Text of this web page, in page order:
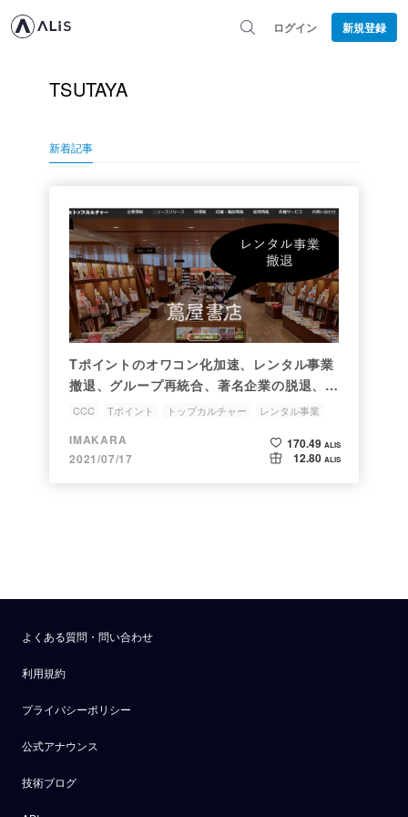
ログイン 新規登録
TSUTAYA
新着記事
Tポイントのオワコン化加速、レンタル事業
撤退、グループ再統合、著名企業の脱退、ど
う出るCCC。
CCC Tポイント トップカルチャー
レンタル事業
TSUTAYA
IMAKARA
2021/07/17
170.49 ALIS
12.80 ALIS
よくある質問・問い合わせ
利用規約
プライバシーポリシー
公式アナウンス
技術ブログ